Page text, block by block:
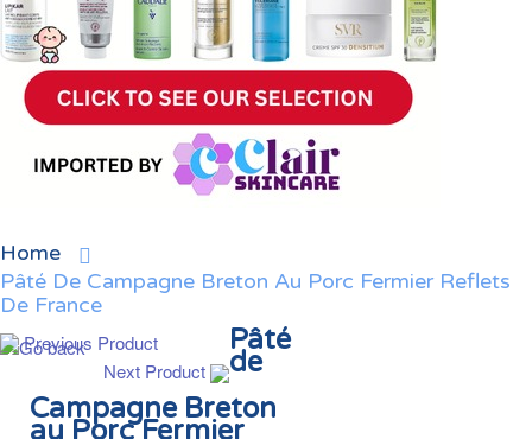
Home
Pâté De Campagne Breton Au Porc Fermier Reflets
De France
Previous Product
Next Product
Pâté
de
Campagne Breton
au Porc Fermier